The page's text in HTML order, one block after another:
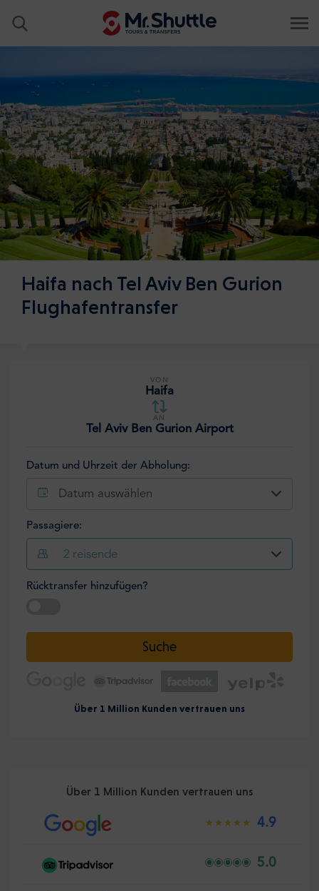
Haifa nach Tel Aviv Ben Gurion
Flughafentransfer
VON
Haifa
AN
Tel Aviv Ben Gurion Airport
Datum und Uhrzeit der Abholung:
Datum auswählen
Passagiere:
2 reisende
Rücktransfer hinzufügen?
Suche
Über 1 Million Kunden vertrauen uns
Über 1 Million Kunden vertrauen uns
4.9
5.0